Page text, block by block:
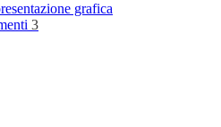
grafica
3